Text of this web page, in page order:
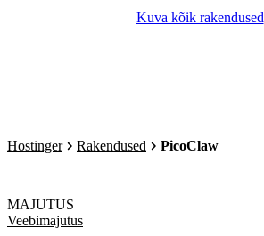
Kuva kõik rakendused
Hostinger Rakendused PicoClaw
MAJUTUS
Veebimajutus